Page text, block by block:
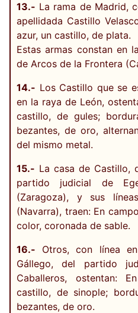
13.- La rama de Madrid,
apellidada Castillo
azur, un castillo, de plata.
Estas armas constan en
de Arcos de la Frontera
14.- Los Castillo que se
en la raya de León,
castillo, de gules;
bezantes, de oro,
del mismo metal.
15.- La casa de Castillo,
partido judicial de
(Zaragoza), y sus
(Navarra), traen: En
color, coronada de sable.
16.- Otros, con línea
Gállego, del partido
Caballeros, ostentan:
castillo, de sinople;
bezantes, de oro.